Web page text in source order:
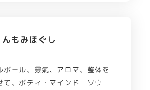
もみほぐし
ボール、靈氣、アロマ、整体を
て、ボディ・マインド・ソウ